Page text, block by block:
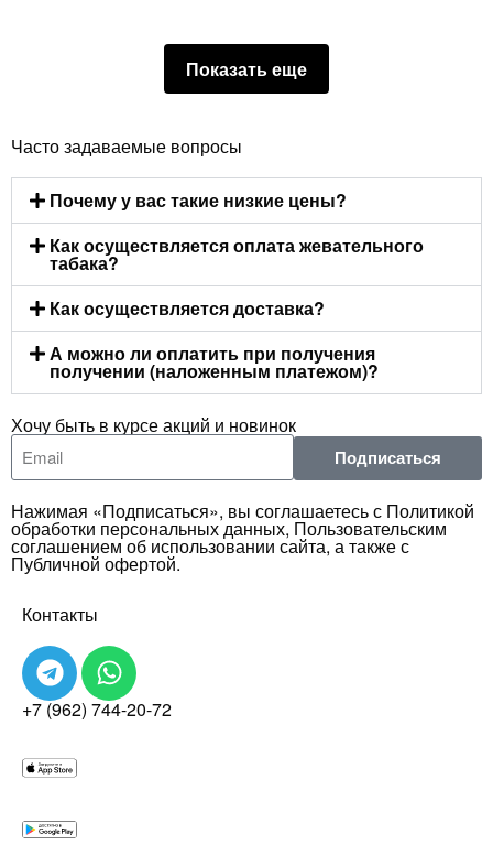
Показать еще
Часто задаваемые вопросы
Почему у вас такие низкие цены?
Как осуществляется оплата жевательного
табака?
Как осуществляется доставка?
А можно ли оплатить при получения
получении (наложенным платежом)?
Хочу быть в курсе акций и новинок
Подписаться
Нажимая «Подписаться», вы соглашаетесь с Политикой
обработки персональных данных, Пользовательским
соглашением об использовании сайта, а также с
Публичной офертой.
Контакты
+7 (962) 744-20-72